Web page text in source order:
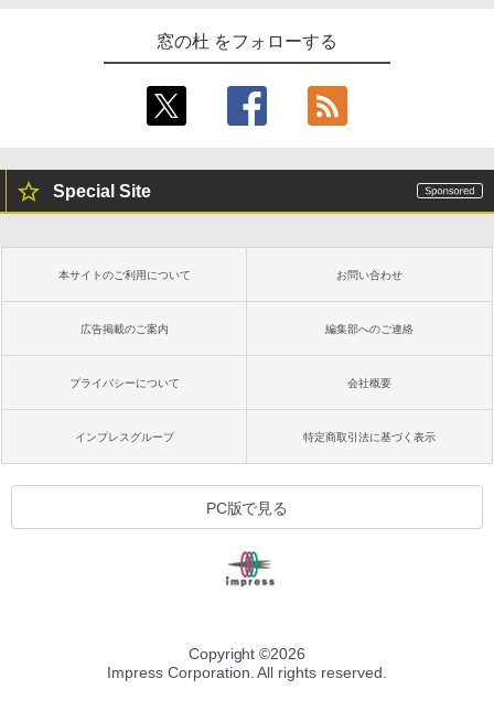
￥115,980
窓の杜 をフォローする
Special Site
本サイトのご利用について お問い合わせ
広告掲載のご案内 編集部へのご連絡
プライバシーについて 会社概要
インプレスグループ 特定商取引法に基づく表示
PC版で見る
Copyright ©2026
Impress Corporation. All rights reserved.